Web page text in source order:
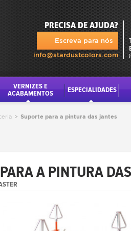
PRECISA DE AJUDA?
Escreva para nós
info@stardustcolors.com
VERNIZES E
ACABAMENTOS
ESPECIALIDADES
> Suporte para a pintura das jantes
A PINTURA